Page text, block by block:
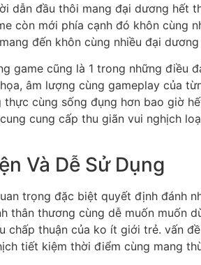
dẫn đầu thôi mang đại dương hết
còn mới phía cạnh đó khôn cùng
đến khôn cùng nhiều đại
game cũng là 1 trong những
âm lượng cùng gameplay của
cùng sống đụng hơn bao giờ
cung cấp thu giãn vui nghịch
Và Dễ Sử Dụng
trọng đặc biệt quyết định đánh
thân thương cùng dễ muốn muốn
chấp thuận của ko ít giới trẻ. vấn
tiết kiệm thời điểm cùng mang